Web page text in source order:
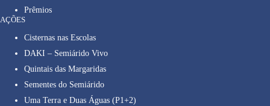
Prêmios
AÇÕES
Cisternas nas Escolas
DAKI – Semiárido Vivo
Quintais das Margaridas
Sementes do Semiárido
Uma Terra e Duas Águas (P1+2)